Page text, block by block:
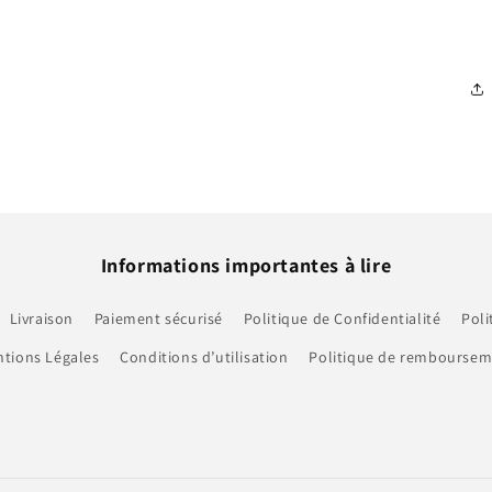
Informations importantes à lire
Livraison Paiement sécurisé Politique de Confidentialité
Légales
Conditions d’utilisation Politique de